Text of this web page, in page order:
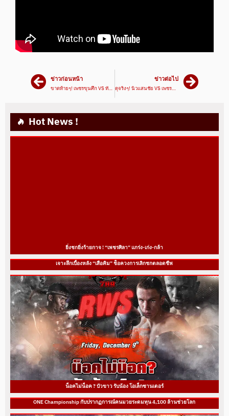
ข่าวก่อนหน้า
ขาดท้ายๆ! เพชรขุนศึก VS ทัช | ศึกเพชรยินดี 30 ม.ค. 68
ข่าวต่อไป
ดุจริงๆ! นิวแสนชัย VS เพชรทักษิณ | ศึกมวยมันส์วันศุกร์ 31 ม.ค. 68
Hot News !
ยิ่งชกยิ่งร้ายกาจ ! “เพชรศิลา” แกร่ง-เก่ง-กล้า
เจาะลึกเบื้องหลัง “เสือคิม” ช็อควงการเลิกชกตลอดชีพ
น็อคไม่น็อค ? บัวขาว รับน้อง โอเล็กซานเดอร์
ONE Championship กับปรากฏการณ์คนมวยระดมทุน 4,100 ล้านช่วยโลก